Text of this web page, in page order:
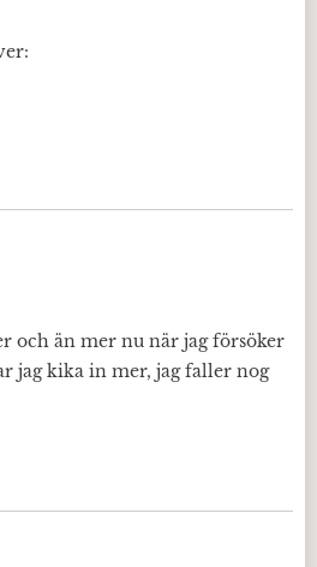
och än mer nu när jag försöker
jag kika in mer, jag faller nog